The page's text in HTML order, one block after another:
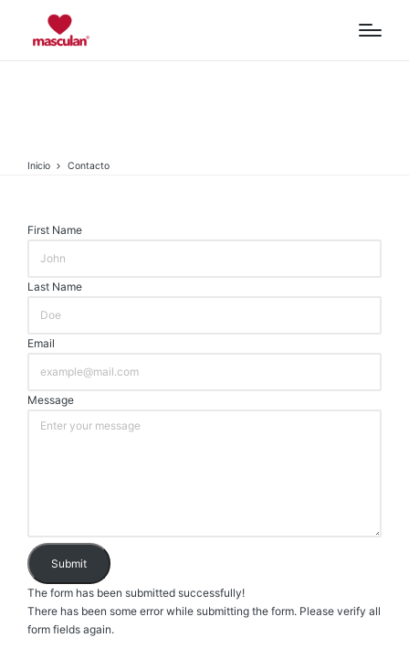
Inicio Contacto
First Name
Last Name
Email
Message
Submit
The form has been submitted successfully!
There has been some error while submitting the form. Please verify all
form fields again.